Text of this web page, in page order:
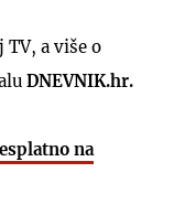
TV, a više o
DNEVNIK.hr.
na